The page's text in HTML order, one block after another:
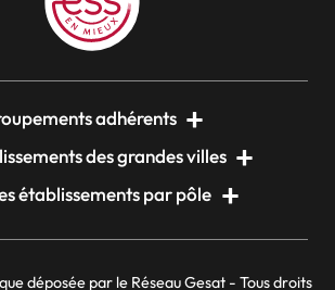
adhérents
des grandes villes
établissements par pôle
déposée par le Réseau Gesat - Tous droits